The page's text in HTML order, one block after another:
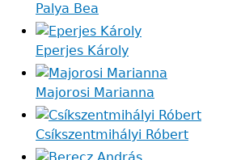
Palya Bea
Eperjes Károly
Majorosi Marianna
Csíkszentmihályi Róbert